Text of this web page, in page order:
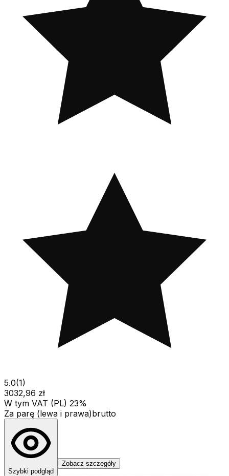
5.0(1)
3032,96 zł
W tym VAT (PL) 23%
Za parę (lewa i prawa)brutto
Szybki podgląd
Zobacz szczegóły